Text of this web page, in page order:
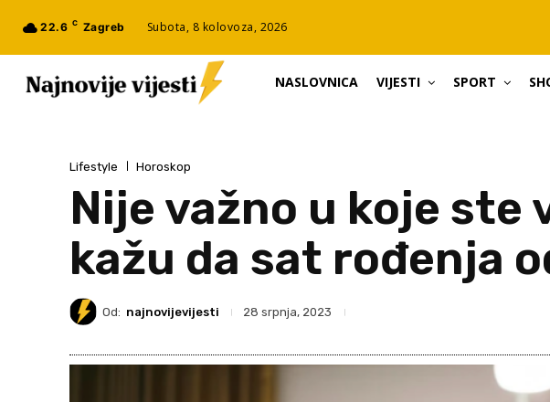
22.6 C Zagreb Subota, 8 kolovoza, 2026
NASLOVNICA VIJESTI SPORT
Lifestyle Horoskop
Nije važno u koje
kažu da sat rođenja
Od: najnovijevijesti 28 srpnja, 2023